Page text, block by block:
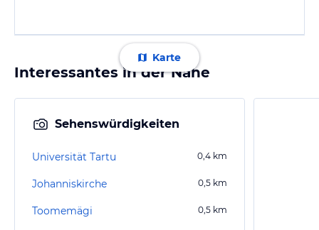
Karte
Interessantes in der Nähe
Sehenswürdigkeiten
Universität Tartu 0,4 km
Johanniskirche 0,5 km
Toomemägi 0,5 km